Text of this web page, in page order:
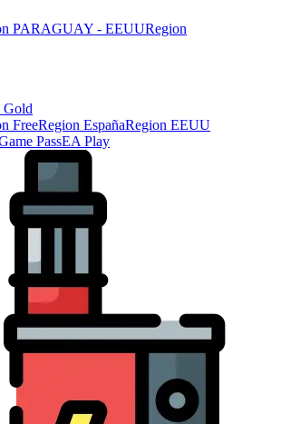
PARAGUAY - EEUURegion
Gold
FreeRegion EspañaRegion EEUU
PassEA Play